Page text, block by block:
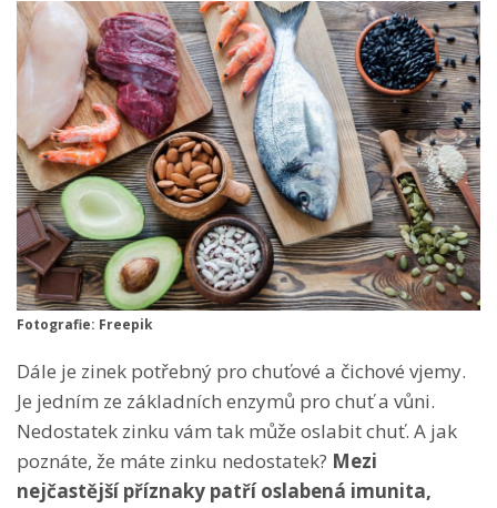
Fotografie: Freepik
Dále je zinek potřebný pro chuťové a čichové vjemy.
Je jedním ze základních enzymů pro chuť a vůni.
Nedostatek zinku vám tak může oslabit chuť. A jak
poznáte, že máte zinku nedostatek? Mezi
nejčastější příznaky patří oslabená imunita,